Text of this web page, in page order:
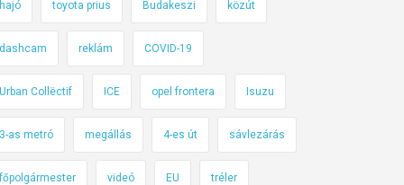
hajó toyota prius Budakeszi közút
dashcam reklám COVID-19
Urban Collëctif ICE opel frontera Isuzu
3-as metró megállás 4-es út sávlezárás
főpolgármester videó EU tréler